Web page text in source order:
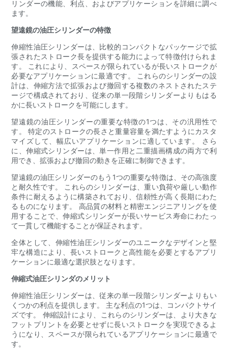
リンダーの機能、利点、およびアプリケーションを詳細に調べ
ます。
望遠鏡の油圧シリンダーの特徴
伸縮性油圧シリンダーは、比較的コンパクトなパッケージで拡
張されたストローク長を提供する能力によって特徴付けられま
す。 これにより、スペースが限られているが長いストロークが
必要なアプリケーションに最適です。 これらのシリンダーの設
計は、伸縮方法で拡張および撤回する複数のネストされたステ
ージで構成されており、従来の単一段階シリンダーよりもはる
かに長いストロークを可能にします。
望遠鏡の油圧シリンダーの重要な特徴の1つは、その汎用性で
す。 特定のストロークの長さと重量容量を満たすようにカスタ
マイズして、幅広いアプリケーションに適しています。 さら
に、伸縮式シリンダーは、単一作用と二重描画構成の両方で利
用でき、拡張および撤回の動きを正確に制御できます。
望遠鏡の油圧シリンダーのもう1つの重要な特徴は、その高強度
と耐久性です。 これらのシリンダーは、重い負荷や厳しい動作
条件に耐えるように構築されており、信頼性が高く長期にわた
るものになります。 高品質の材料と精密エンジニアリングを使
用することで、伸縮式シリンダーが長いサービス寿命にわたっ
て一貫して機能することが保証されます。
全体として、伸縮性油圧シリンダーのユニークなデザインと堅
牢な構造により、長いストロークと高性能を必要とするアプリ
ケーションに最適な選択肢となります。
伸縮式油圧シリンダのメリット
伸縮性油圧シリンダーは、従来の単一段階シリンダーよりもい
くつかの利点を提供します。 主な利点の1つは、コンパクトサイ
ズです。 伸縮設計により、これらのシリンダーは、より大きな
フットプリントを必要とせずに長いストロークを実現できるよ
うになり、スペースが限られているアプリケーションに最適で
す。